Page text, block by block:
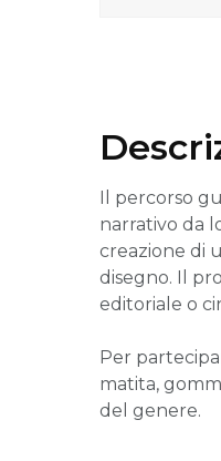
Il percorso
narrativo da
creazione di
disegno. Il
editoriale o
Per
matita,
del genere.